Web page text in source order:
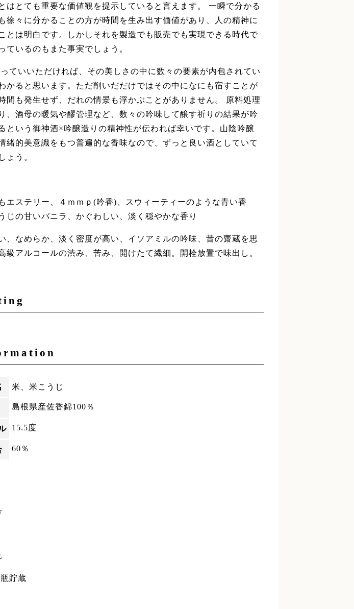
はとても重要な価値観を提示していると言えます。 一瞬で分かる
徐々に分かることの方が時間を生み出す価値があり、人の精神に
とは明白です。しかしそれを製造でも販売でも実現できる時代で
ているのもまた事実でしょう。
ていいただければ、その美しさの中に数々の要素が内包されてい
かると思います。ただ削いだだけではその中になにも宿すことが
間も発生せず、だれの情景も浮かぶことがありません。 原料処理
、酒母の暖気や醪管理など、数々の吟味して醸す祈りの結果が吟
という御神酒×吟醸造りの精神性が伝われば幸いです。山陰吟醸
緒的美意識をもつ普遍的な香味なので、ずっと良い酒としていて
ょう。
エステリー、４ｍｍｐ(吟香)、スウィーティーのような青い香
じの甘いバニラ、かぐわしい、淡く穏やかな香り
、なめらか、淡く密度が高い、イソアミルの吟味、昔の齋蔵を思
級アルコールの渋み、苦み、開けたて繊細。開栓放置で味出し。
米、米こうじ
島根県産佐香錦100％
15.5度
60％
貯蔵